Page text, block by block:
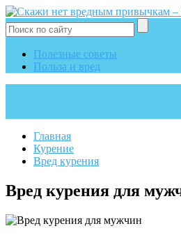
Полезные советы
Польза и вред
Главная
Курение
Вред курения
Вред курения для